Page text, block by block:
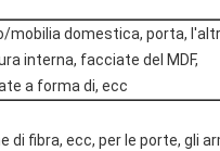
mobilia domestica, porta,
interna, facciate del MDF,
a forma di, ecc
di fibra, ecc, per le porte, gli